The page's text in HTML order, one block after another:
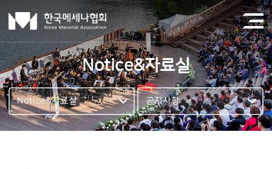
Notice&자료실
Notice&자료실 공지사항